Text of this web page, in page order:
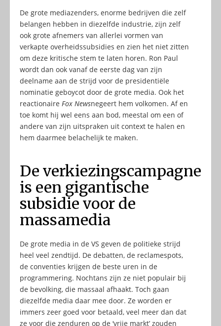
De grote mediazenders, enorme bedrijven die zelf
belangen hebben in diezelfde industrie, zijn zelf
ook grote afnemers van allerlei vormen van
verkapte overheidssubsidies en zien het niet zitten
om deze kritische stem te laten horen. Ron Paul
wordt dan ook vanaf de eerste dag van zijn
deelname aan de strijd voor de presidentiële
nominatie geboycot door de grote media. Ook het
reactionaire Fox Newsnegeert hem volkomen. Af en
toe komt hij wel eens aan bod, meestal om een of
andere van zijn uitspraken uit context te halen en
hem daarmee belachelijk te maken.
De verkiezingscampagne
is een gigantische
subsidie voor de
massamedia
De grote media in de VS geven de politieke strijd
heel veel zendtijd. De debatten, de reclamespots,
de conventies krijgen de beste uren in de
programmering. Nochtans zijn ze niet populair bij
de bevolking, die massaal afhaakt. Toch gaan
diezelfde media daar mee door. Ze worden er
immers zeer goed voor betaald, veel meer dan dat
ze voor die zenduren op de ‘vrije markt’ zouden